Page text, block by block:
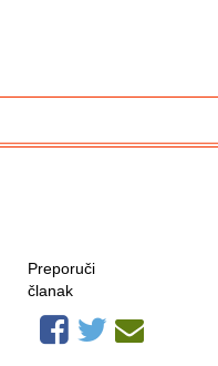
Preporuči
članak